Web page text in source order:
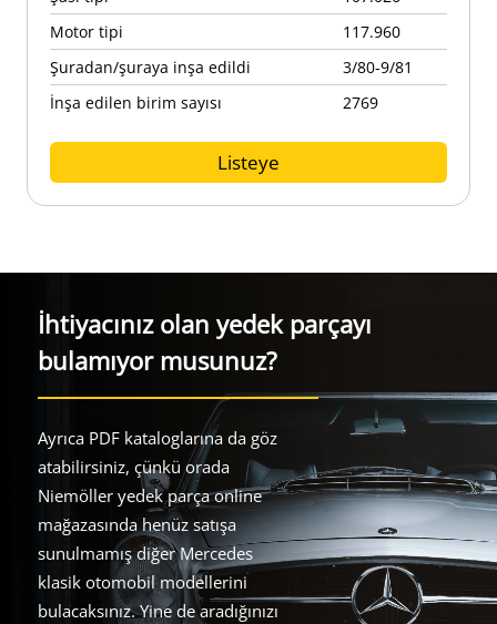
Motor tipi
117.960
Şuradan/şuraya inşa edildi
3/80-9/81
İnşa edilen birim sayısı
2769
Listeye
İhtiyacınız olan yedek parçayı
bulamıyor musunuz?
Ayrıca PDF kataloglarına da göz
atabilirsiniz, çünkü orada
Niemöller yedek parça online
mağazasında henüz satışa
sunulmamış diğer Mercedes
klasik otomobil modellerini
bulacaksınız. Yine de aradığınızı